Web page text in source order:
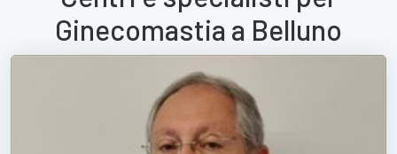
Ginecomastia a Belluno